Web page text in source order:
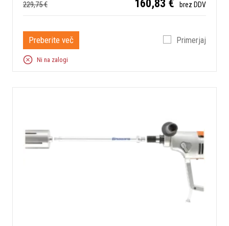
229,75 € 160,83 € brez DDV
Preberite več Primerjaj
Ni na zalogi